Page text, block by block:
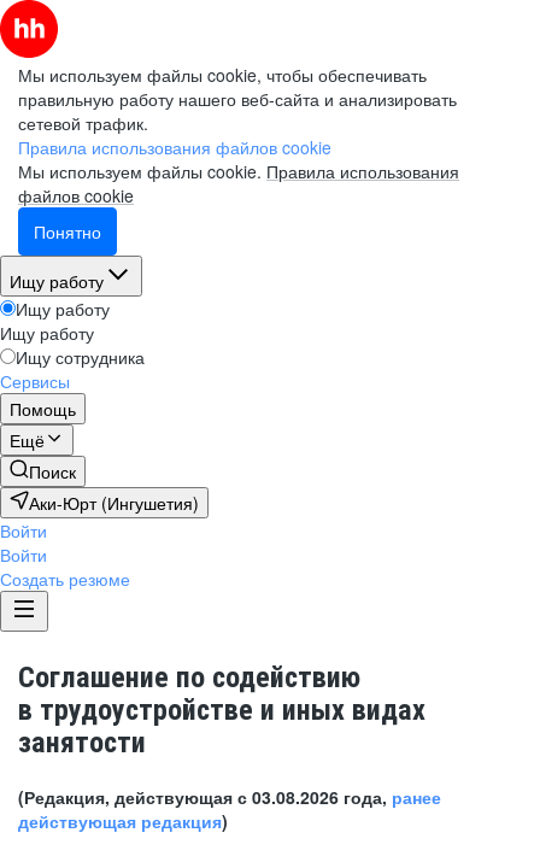
Мы используем файлы cookie, чтобы обеспечивать
правильную работу нашего веб-сайта и анализировать
сетевой трафик.
Правила использования файлов cookie
Мы используем файлы cookie. Правила использования
файлов cookie
Понятно
Ищу работу
Ищу работу
Ищу работу
Ищу сотрудника
Сервисы
Помощь
Ещё
Поиск
Аки-Юрт (Ингушетия)
Войти
Войти
Создать резюме
Соглашение по содействию
в трудоустройстве и иных видах
занятости
(Редакция, действующая с 03.08.2026 года, ранее
действующая редакция)